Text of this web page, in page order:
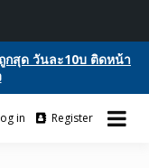
กสุด วันละ10บ ติดหน้า
าศ ติดgooglesหน้า1ฟรี
in Register